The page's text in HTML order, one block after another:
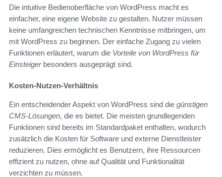
Die intuitive Bedienoberfläche von WordPress macht es
einfacher, eine eigene Website zu gestalten. Nutzer müssen
keine umfangreichen technischen Kenntnisse mitbringen, um
mit WordPress zu beginnen. Der einfache Zugang zu vielen
Funktionen erläutert, warum die Vorteile von WordPress für
Einsteigerbesonders ausgeprägt sind.
Kosten-Nutzen-Verhältnis
Ein entscheidender Aspekt von WordPress sind die günstigen
CMS-Lösungen, die es bietet. Die meisten grundlegenden
Funktionen sind bereits im Standardpaket enthalten, wodurch
zusätzlich die Kosten für Software und externe Dienstleister
reduzieren. Dies ermöglicht es Benutzern, ihre Ressourcen
effizient zu nutzen, ohne auf Qualität und Funktionalität
verzichten zu müssen.